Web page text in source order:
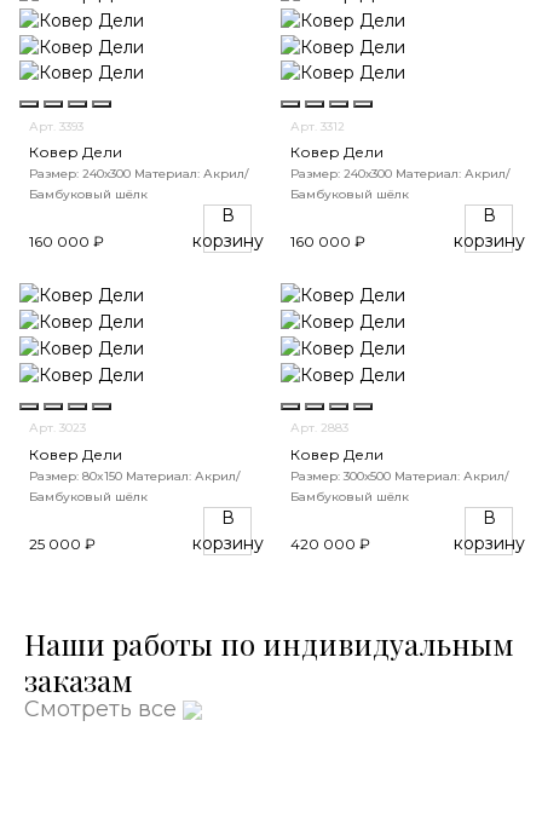
Арт. 3393
Ковер Дели
Размер: 240х300 Материал: Акрил/
Бамбуковый шёлк
160 000 ₽
В
корзину
Арт. 3312
Ковер Дели
Размер: 240х300 Материал: Акрил/
Бамбуковый шёлк
160 000 ₽
В
корзину
Арт. 3023
Ковер Дели
Размер: 80x150 Материал: Акрил/
Бамбуковый шёлк
25 000 ₽
В
корзину
Арт. 2883
Ковер Дели
Размер: 300х500 Материал: Акрил/
Бамбуковый шёлк
420 000 ₽
В
корзину
Наши работы по индивидуальным
заказам
Смотреть все